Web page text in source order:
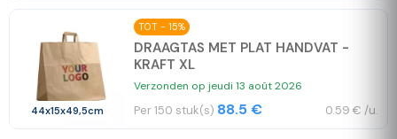
44x15x49,5cm
TOT - 15%
DRAAGTAS MET PLAT HANDVAT -
KRAFT XL
Verzonden op jeudi 13 août 2026
Per 150 stuk(s) 88.5 € 0.59 € /u.